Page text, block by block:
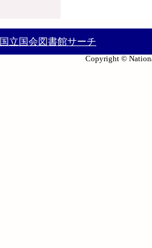
国立国会図書館サーチ
Copyright ©